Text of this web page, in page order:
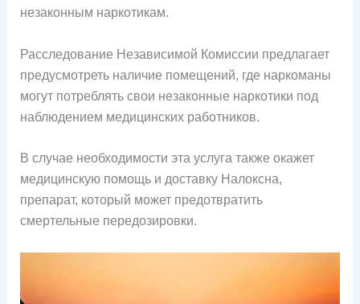
незаконным наркотикам.
Расследование Независимой Комиссии предлагает
предусмотреть наличие помещений, где наркоманы
могут потреблять свои незаконные наркотики под
наблюдением медицинских работников.
В случае необходимости эта услуга также окажет
медицинскую помощь и доставку Налоксна,
препарат, который может предотвратить
смертельные передозировки.